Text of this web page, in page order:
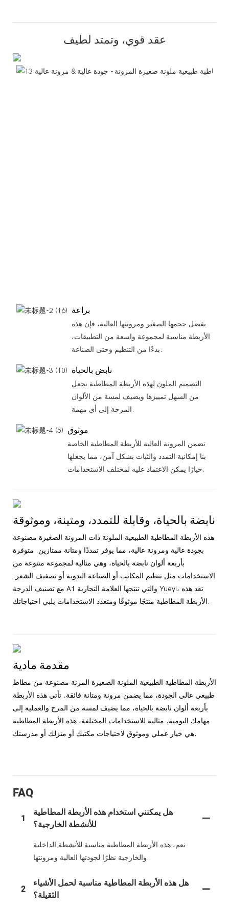
عقد قوي، وتمتد لطيف
براعة
بفضل حجمها الصغير ومرونتها العالية، فإن هذه
الأربطة مناسبة لمجموعة واسعة من التطبيقات،
بدءًا من التنظيم وحتى الصناعة.
نابض بالحياة
التصميم الملون لهذه الأربطة المطاطية يجعل
من السهل تمييزها ويضيف لمسة من الألوان
المرحة إلى أي مهمة.
موثوق
تضمن المرونة العالية للأربطة المطاطية الخاصة
بنا إمكانية التمدد والثبات بشكل آمن، مما يجعلها
خيارًا يمكن الاعتماد عليه لمختلف الاستخدامات.
نابضة بالحياة، وقابلة للتمدد، ومتينة، وموثوقة
هذه الأربطة المطاطية الطبيعية الملونة ذات المرونة الصغيرة مصنوعة
بجودة عالية ومرونة عالية، مما يوفر تمددًا ومتانة ممتازين. متوفرة
بأربعة ألوان نابضة بالحياة، وهي مثالية لمجموعة متنوعة من
الاستخدامات مثل تنظيم المكاتب أو الصناعة اليدوية أو تصفيف الشعر.
مع تصنيف الدرجة A1 والتي تنتجها العلامة التجارية Yueyi، تعد هذه
الأربطة المطاطية منتجًا موثوقًا ومتعدد الاستخدامات يلبي احتياجاتك.
مقدمة مادية
الأربطة المطاطية الطبيعية الملونة الصغيرة المرنة مصنوعة من مطاط
طبيعي عالي الجودة، مما يضمن مرونة ومتانة فائقة. تأتي هذه الأربطة
بأربعة ألوان نابضة بالحياة، مما يضيف لمسة من المرح والعملية إلى
مهامك اليومية. مثالية للاستخدامات المختلفة، هذه الأربطة المطاطية
هي خيار عملي وموثوق لاحتياجات مكتبك أو منزلك أو مدرستك.
FAQ
1
هل يمكنني استخدام هذه الأربطة المطاطية
للأنشطة الخارجية؟
نعم، هذه الأربطة المطاطية مناسبة للأنشطة الداخلية
والخارجية نظرًا لجودتها العالية ومرونتها.
2
هل هذه الأربطة المطاطية مناسبة لحمل الأشياء
الثقيلة؟